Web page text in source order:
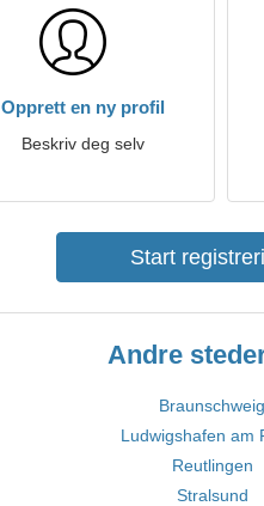
Opprett en ny profil
Beskriv deg selv
Start
Andre
Braunschweig
Ludwigshafen am
Reutlingen
Stralsund